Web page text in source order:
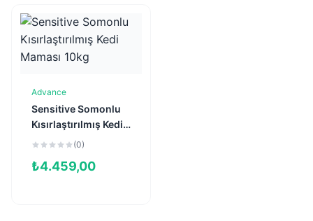
Sepete Ekle
Advance
Sensitive Somonlu
Kısırlaştırılmış Kedi
Maması 10kg
(0)
₺4.459,00